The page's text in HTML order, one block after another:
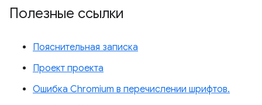
Полезные ссылки
Пояснительная записка
Проект проекта
Ошибка Chromium в перечислении шрифтов.